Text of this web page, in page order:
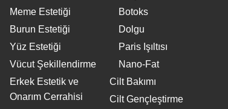
Meme Estetiği
Burun Estetiği
Yüz Estetiği
Vücut Şekillendirme
Erkek Estetik ve
Onarım Cerrahisi
Botoks
Dolgu
Paris Işıltısı
Nano-Fat
Cilt Bakımı
Cilt Gençleştirme